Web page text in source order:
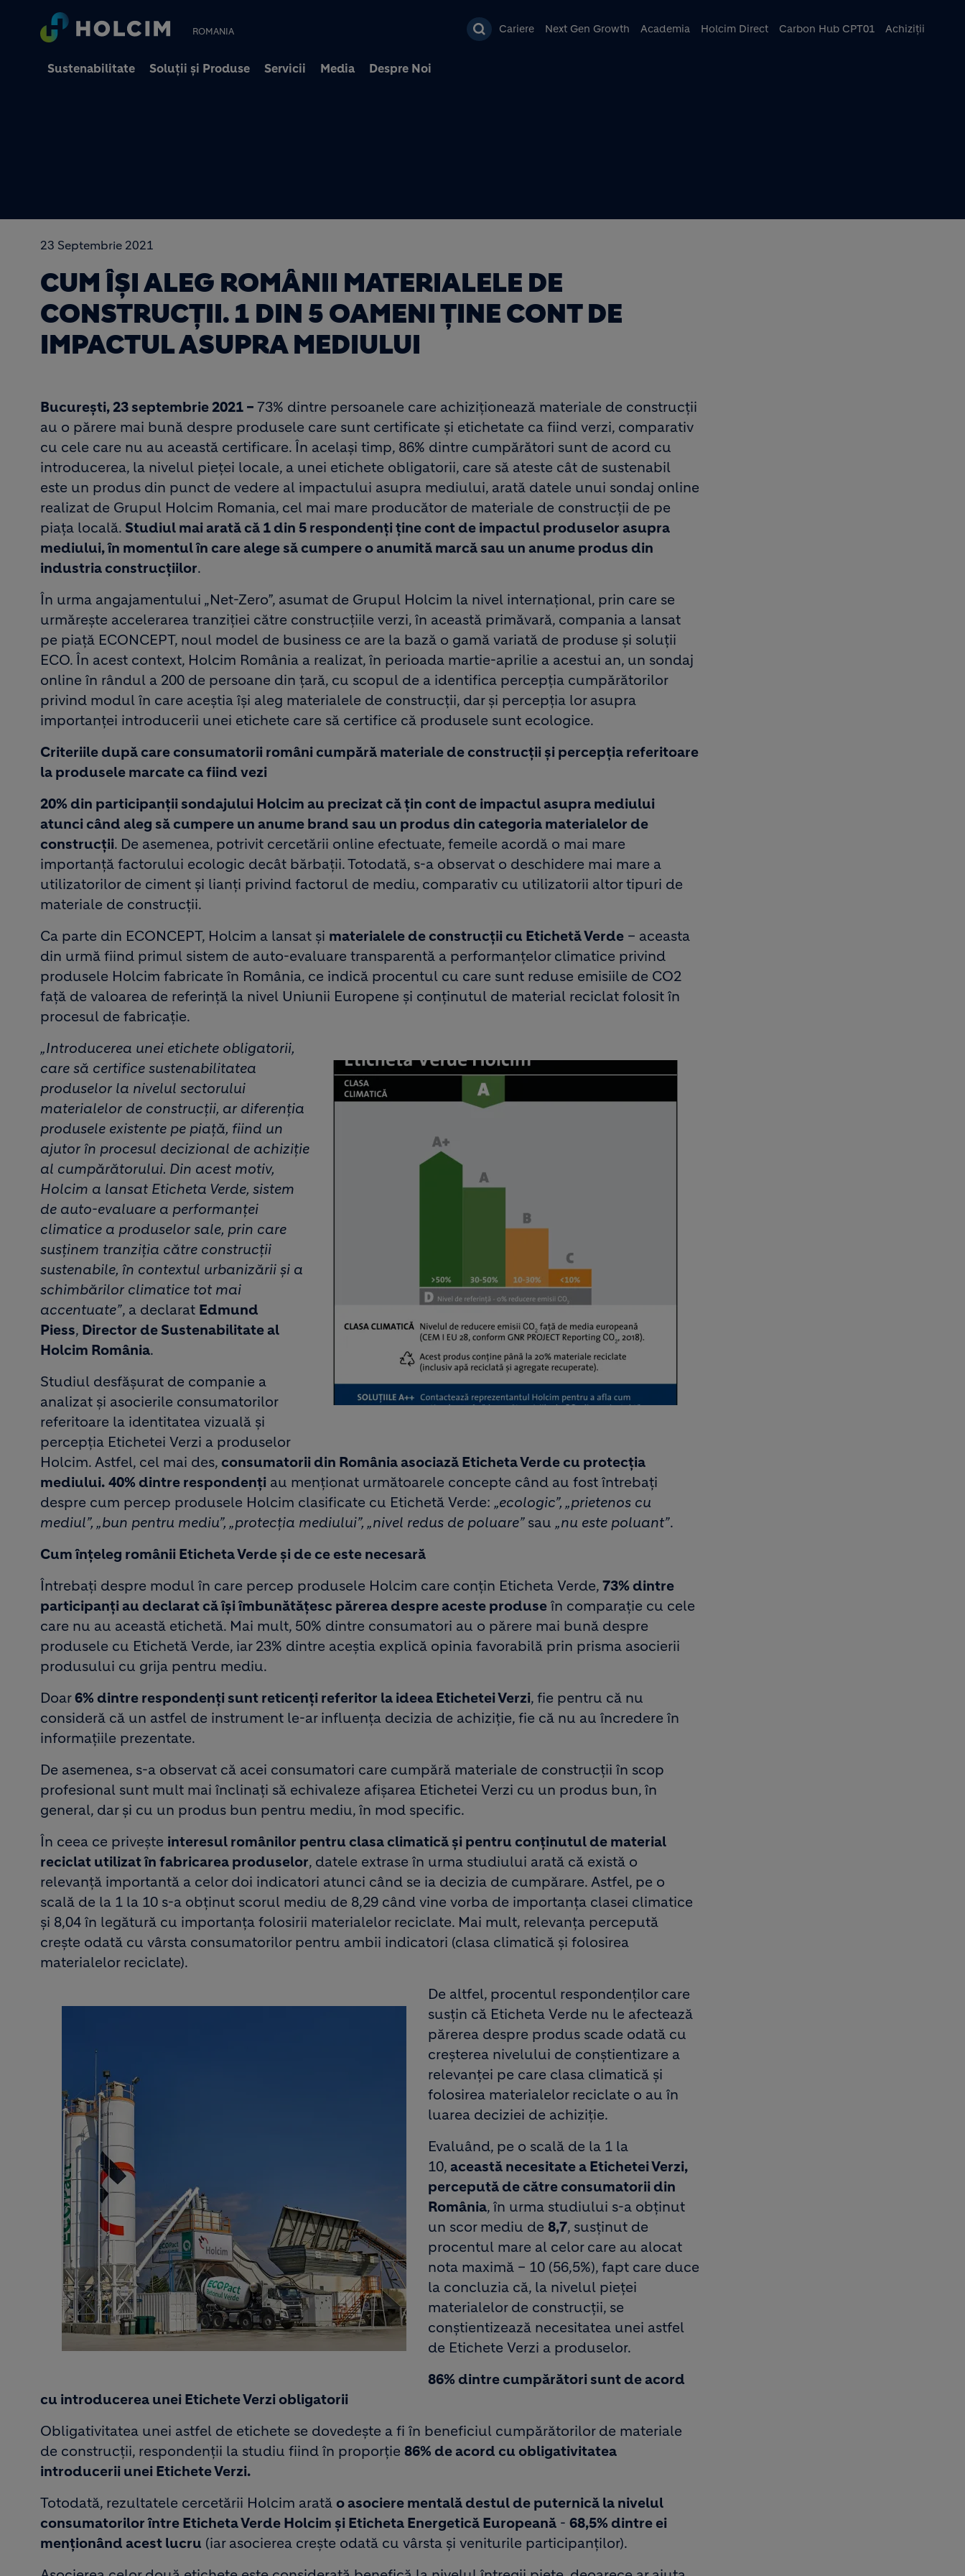
Mergi la conţinutul principal
ROMANIA Cariere Next Gen Growth Academia Holcim Direct Carbon Hub CPT01 Achiziții
Sustenabilitate Soluții și Produse Servicii Media Despre Noi
23 Septembrie 2021
CUM ÎȘI ALEG ROMÂNII MATERIALELE DE
CONSTRUCȚII. 1 DIN 5 OAMENI ȚINE CONT DE
IMPACTUL ASUPRA MEDIULUI
București, 23 septembrie 2021 – 73% dintre persoanele care achiziționează materiale de construcții
au o părere mai bună despre produsele care sunt certificate și etichetate ca fiind verzi, comparativ
cu cele care nu au această certificare. În același timp, 86% dintre cumpărători sunt de acord cu
introducerea, la nivelul pieței locale, a unei etichete obligatorii, care să ateste cât de sustenabil
este un produs din punct de vedere al impactului asupra mediului, arată datele unui sondaj online
realizat de Grupul Holcim Romania, cel mai mare producător de materiale de construcții de pe
piața locală. Studiul mai arată că 1 din 5 respondenți ține cont de impactul produselor asupra
mediului, în momentul în care alege să cumpere o anumită marcă sau un anume produs din
industria construcțiilor.
În urma angajamentului „Net-Zero”, asumat de Grupul Holcim la nivel internațional, prin care se
urmărește accelerarea tranziției către construcțiile verzi, în această primăvară, compania a lansat
pe piață ECONCEPT, noul model de business ce are la bază o gamă variată de produse și soluții
ECO. În acest context, Holcim România a realizat, în perioada martie-aprilie a acestui an, un sondaj
online în rândul a 200 de persoane din țară, cu scopul de a identifica percepția cumpărătorilor
privind modul în care aceștia își aleg materialele de construcții, dar și percepția lor asupra
importanței introducerii unei etichete care să certifice că produsele sunt ecologice.
Criteriile după care consumatorii români cumpără materiale de construcții și percepția referitoare
la produsele marcate ca fiind vezi
20% din participanții sondajului Holcim au precizat că țin cont de impactul asupra mediului
atunci când aleg să cumpere un anume brand sau un produs din categoria materialelor de
construcții. De asemenea, potrivit cercetării online efectuate, femeile acordă o mai mare
importanță factorului ecologic decât bărbații. Totodată, s-a observat o deschidere mai mare a
utilizatorilor de ciment și lianți privind factorul de mediu, comparativ cu utilizatorii altor tipuri de
materiale de construcții.
Ca parte din ECONCEPT, Holcim a lansat și materialele de construcții cu Etichetă Verde – aceasta
din urmă fiind primul sistem de auto-evaluare transparentă a performanțelor climatice privind
produsele Holcim fabricate în România, ce indică procentul cu care sunt reduse emisiile de CO2
față de valoarea de referință la nivel Uniunii Europene și conținutul de material reciclat folosit în
procesul de fabricație.
Image
„Introducerea unei etichete obligatorii,
care să certifice sustenabilitatea
produselor la nivelul sectorului
materialelor de construcții, ar diferenția
produsele existente pe piață, fiind un
ajutor în procesul decizional de achiziție
al cumpărătorului. Din acest motiv,
Holcim a lansat Eticheta Verde, sistem
de auto-evaluare a performanței
climatice a produselor sale, prin care
susținem tranziția către construcții
sustenabile, în contextul urbanizării și a
schimbărilor climatice tot mai
accentuate”, a declarat Edmund
Piess, Director de Sustenabilitate al
Holcim România.
Studiul desfășurat de companie a
analizat și asocierile consumatorilor
referitoare la identitatea vizuală și
percepția Etichetei Verzi a produselor
Holcim. Astfel, cel mai des, consumatorii din România asociază Eticheta Verde cu protecția
mediului. 40% dintre respondenți au menționat următoarele concepte când au fost întrebați
despre cum percep produsele Holcim clasificate cu Etichetă Verde: „ecologic”, „prietenos cu
mediul”, „bun pentru mediu”, „protecția mediului”, „nivel redus de poluare” sau „nu este poluant”.
Cum înțeleg românii Eticheta Verde și de ce este necesară
Întrebați despre modul în care percep produsele Holcim care conțin Eticheta Verde, 73% dintre
participanți au declarat că își îmbunătățesc părerea despre aceste produse în comparație cu cele
care nu au această etichetă. Mai mult, 50% dintre consumatori au o părere mai bună despre
produsele cu Etichetă Verde, iar 23% dintre aceștia explică opinia favorabilă prin prisma asocierii
produsului cu grija pentru mediu.
Doar6% dintre respondenți sunt reticenți referitor la ideea Etichetei Verzi, fie pentru că nu
consideră că un astfel de instrument le-ar influența decizia de achiziție, fie că nu au încredere în
informațiile prezentate.
De asemenea, s-a observat că acei consumatori care cumpără materiale de construcții în scop
profesional sunt mult mai înclinați să echivaleze afișarea Etichetei Verzi cu un produs bun, în
general, dar și cu un produs bun pentru mediu, în mod specific.
În ceea ce privește interesul românilor pentru clasa climatică și pentru conținutul de material
reciclat utilizat în fabricarea produselor, datele extrase în urma studiului arată că există o
relevanță importantă a celor doi indicatori atunci când se ia decizia de cumpărare. Astfel, pe o
scală de la 1 la 10 s-a obținut scorul mediu de 8,29 când vine vorba de importanța clasei climatice
și 8,04 în legătură cu importanța folosirii materialelor reciclate. Mai mult, relevanța percepută
crește odată cu vârsta consumatorilor pentru ambii indicatori (clasa climatică și folosirea
materialelor reciclate).
De altfel, procentul respondenților care
susțin că Eticheta Verde nu le afectează
părerea despre produs scade odată cu
creșterea nivelului de conștientizare a
relevanței pe care clasa climatică și
folosirea materialelor reciclate o au în
luarea deciziei de achiziție.
Evaluând, pe o scală de la 1 la
10, această necesitate a Etichetei Verzi,
percepută de către consumatorii din
România, în urma studiului s-a obținut
un scor mediu de 8,7, susținut de
procentul mare al celor care au alocat
nota maximă – 10 (56,5%), fapt care duce
la concluzia că, la nivelul pieței
materialelor de construcții, se
conștientizează necesitatea unei astfel
de Etichete Verzi a produselor.
86% dintre cumpărători sunt de acord
cu introducerea unei Etichete Verzi obligatorii
Obligativitatea unei astfel de etichete se dovedește a fi în beneficiul cumpărătorilor de materiale
de construcții, respondenții la studiu fiind în proporție 86% de acord cu obligativitatea
introducerii unei Etichete Verzi.
Totodată, rezultatele cercetării Holcim arată o asociere mentală destul de puternică la nivelul
consumatorilor între Eticheta Verde Holcim și Eticheta Energetică Europeană - 68,5% dintre ei
menționând acest lucru (iar asocierea crește odată cu vârsta și veniturile participanților).